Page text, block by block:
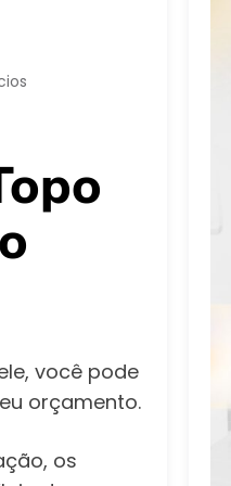
você pode
orçamento.
os